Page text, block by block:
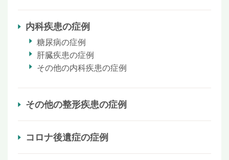
内科疾患の症例
糖尿病の症例
肝臓疾患の症例
その他の内科疾患の症例
その他の整形疾患の症例
コロナ後遺症の症例